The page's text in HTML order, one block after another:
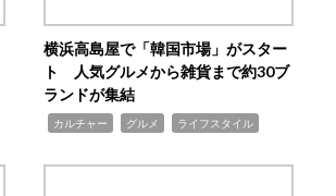
横浜高島屋で「韓国市場」がスター
ト 人気グルメから雑貨まで約30ブ
ランドが集結
カルチャー グルメ ライフスタイル